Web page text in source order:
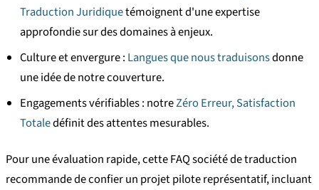
Traduction Juridiquetémoignent d'une expertise
approfondie sur des domaines à enjeux.
Culture et envergure : Langues que nous traduisonsdonne
une idée de notre couverture.
Engagements vérifiables : notreZéro Erreur, Satisfaction
Totaledéfinit des attentes mesurables.
Pour une évaluation rapide, cette FAQ société de traduction
recommande de confier un projet pilote représentatif, incluant